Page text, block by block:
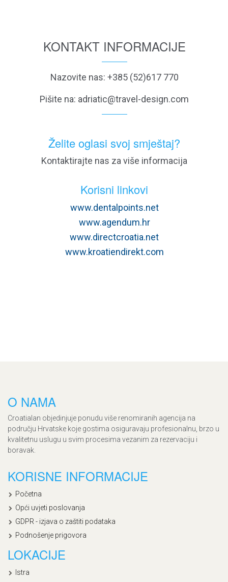
KONTAKT INFORMACIJE
Nazovite nas: +385 (52)617 770
Pišite na: adriatic@travel-design.com
Želite oglasi svoj smještaj?
Kontaktirajte nas za više informacija
Korisni linkovi
www.dentalpoints.net
www.agendum.hr
www.directcroatia.net
www.kroatiendirekt.com
O NAMA
Croatialan objedinjuje ponudu više renomiranih agencija na
području Hrvatske koje gostima osiguravaju profesionalnu, brzo u
kvalitetnu uslugu u svim procesima vezanim za rezervaciju i
boravak.
KORISNE INFORMACIJE
Početna
Opći uvjeti poslovanja
GDPR - izjava o zaštiti podataka
Podnošenje prigovora
LOKACIJE
Istra